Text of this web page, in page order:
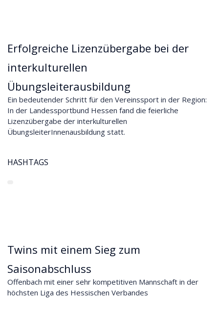
Erfolgreiche Lizenzübergabe bei der
interkulturellen
Übungsleiterausbildung
Ein bedeutender Schritt für den Vereinssport in der Region:
In der Landessportbund Hessen fand die feierliche
Lizenzübergabe der interkulturellen
ÜbungsleiterInnenausbildung statt.
HASHTAGS
Twins mit einem Sieg zum
Saisonabschluss
Offenbach mit einer sehr kompetitiven Mannschaft in der
höchsten Liga des Hessischen Verbandes